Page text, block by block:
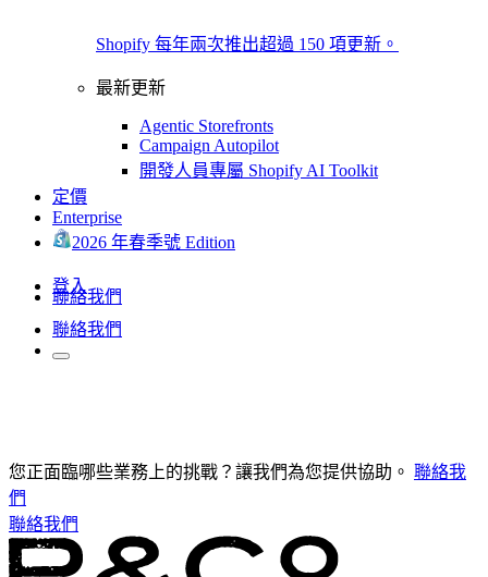
Shopify 每年兩次推出超過 150 項更新。
最新更新
Agentic Storefronts
Campaign Autopilot
開發人員專屬 Shopify AI Toolkit
定價
Enterprise
2026 年春季號 Edition
登入
聯絡我們
聯絡我們
您正面臨哪些業務上的挑戰？讓我們為您提供協助。 聯絡我
們
聯絡我們